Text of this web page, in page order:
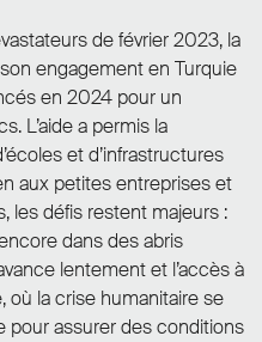
de février 2023, la
engagement en Turquie
en 2024 pour un
L’aide a permis la
et d’infrastructures
aux petites entreprises et
les défis restent majeurs :
dans des abris
lentement et l’accès à
où la crise humanitaire se
pour assurer des conditions